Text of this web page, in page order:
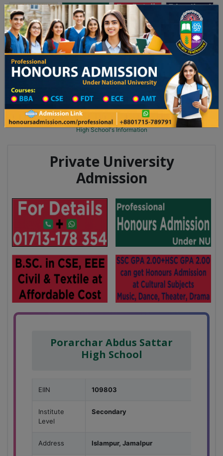
Toggle navigation অনার্স ভর্তি প্রফেশনাল অনার্স
Updates
২৬ শিক্ষাবর্ষের ১ম বর্ষের ভর্তি আবেদন বিজ্ঞপ্তি ঢাকা বিশ্ববিদ্যালয় ২০২৫-২৬ শিক্ষাবর্ষে
School Category
High School in Jamalpur Wise
High School List
High School's Information
Private University
Admission
Porarchar Abdus Sattar
High School
EIIN 109803
Institute
Level
Secondary
Address Islampur, Jamalpur